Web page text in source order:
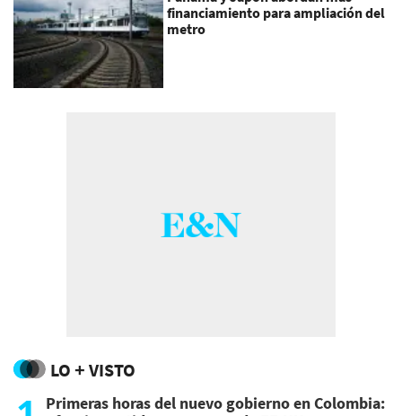
financiamiento para ampliación del
metro
LO + VISTO
Primeras horas del nuevo gobierno en Colombia: